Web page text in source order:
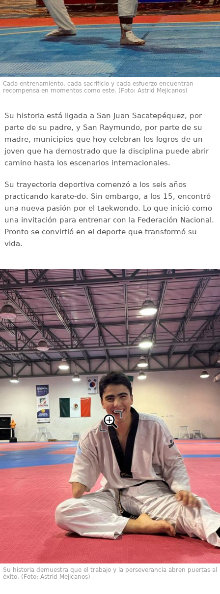
Cada entrenamiento, cada sacrificio y cada esfuerzo encuentran
recompensa en momentos como este. (Foto: Astrid Mejicanos)
Su historia está ligada a San Juan Sacatepéquez, por
parte de su padre, y San Raymundo, por parte de su
madre, municipios que hoy celebran los logros de un
joven que ha demostrado que la disciplina puede abrir
camino hasta los escenarios internacionales.
Su trayectoria deportiva comenzó a los seis años
practicando karate-do. Sin embargo, a los 15, encontró
una nueva pasión por el taekwondo. Lo que inició como
una invitación para entrenar con la Federación Nacional.
Pronto se convirtió en el deporte que transformó su
vida.
Su historia demuestra que el trabajo y la perseverancia abren puertas al
éxito. (Foto: Astrid Mejicanos)